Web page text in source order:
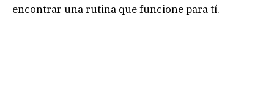
encontrar una rutina que funcione para tí.